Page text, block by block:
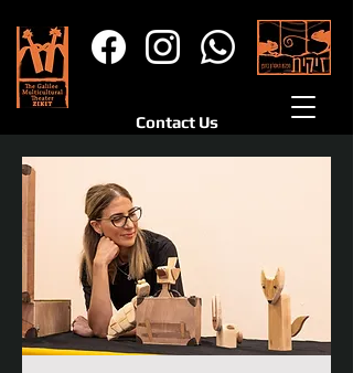
Contact Us